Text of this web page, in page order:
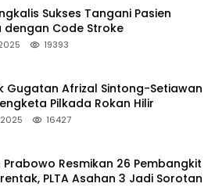
Sukses Tangani Pasien
dengan Code Stroke
19393
Gugatan Afrizal Sintong-Setiawan
Pilkada Rokan Hilir
16427
Prabowo Resmikan 26 Pembangkit
PLTA Asahan 3 Jadi Sorotan